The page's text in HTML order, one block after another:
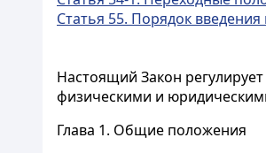
Статья 55. Порядок
Настоящий Закон
физическими и
Глава 1. Общие положения